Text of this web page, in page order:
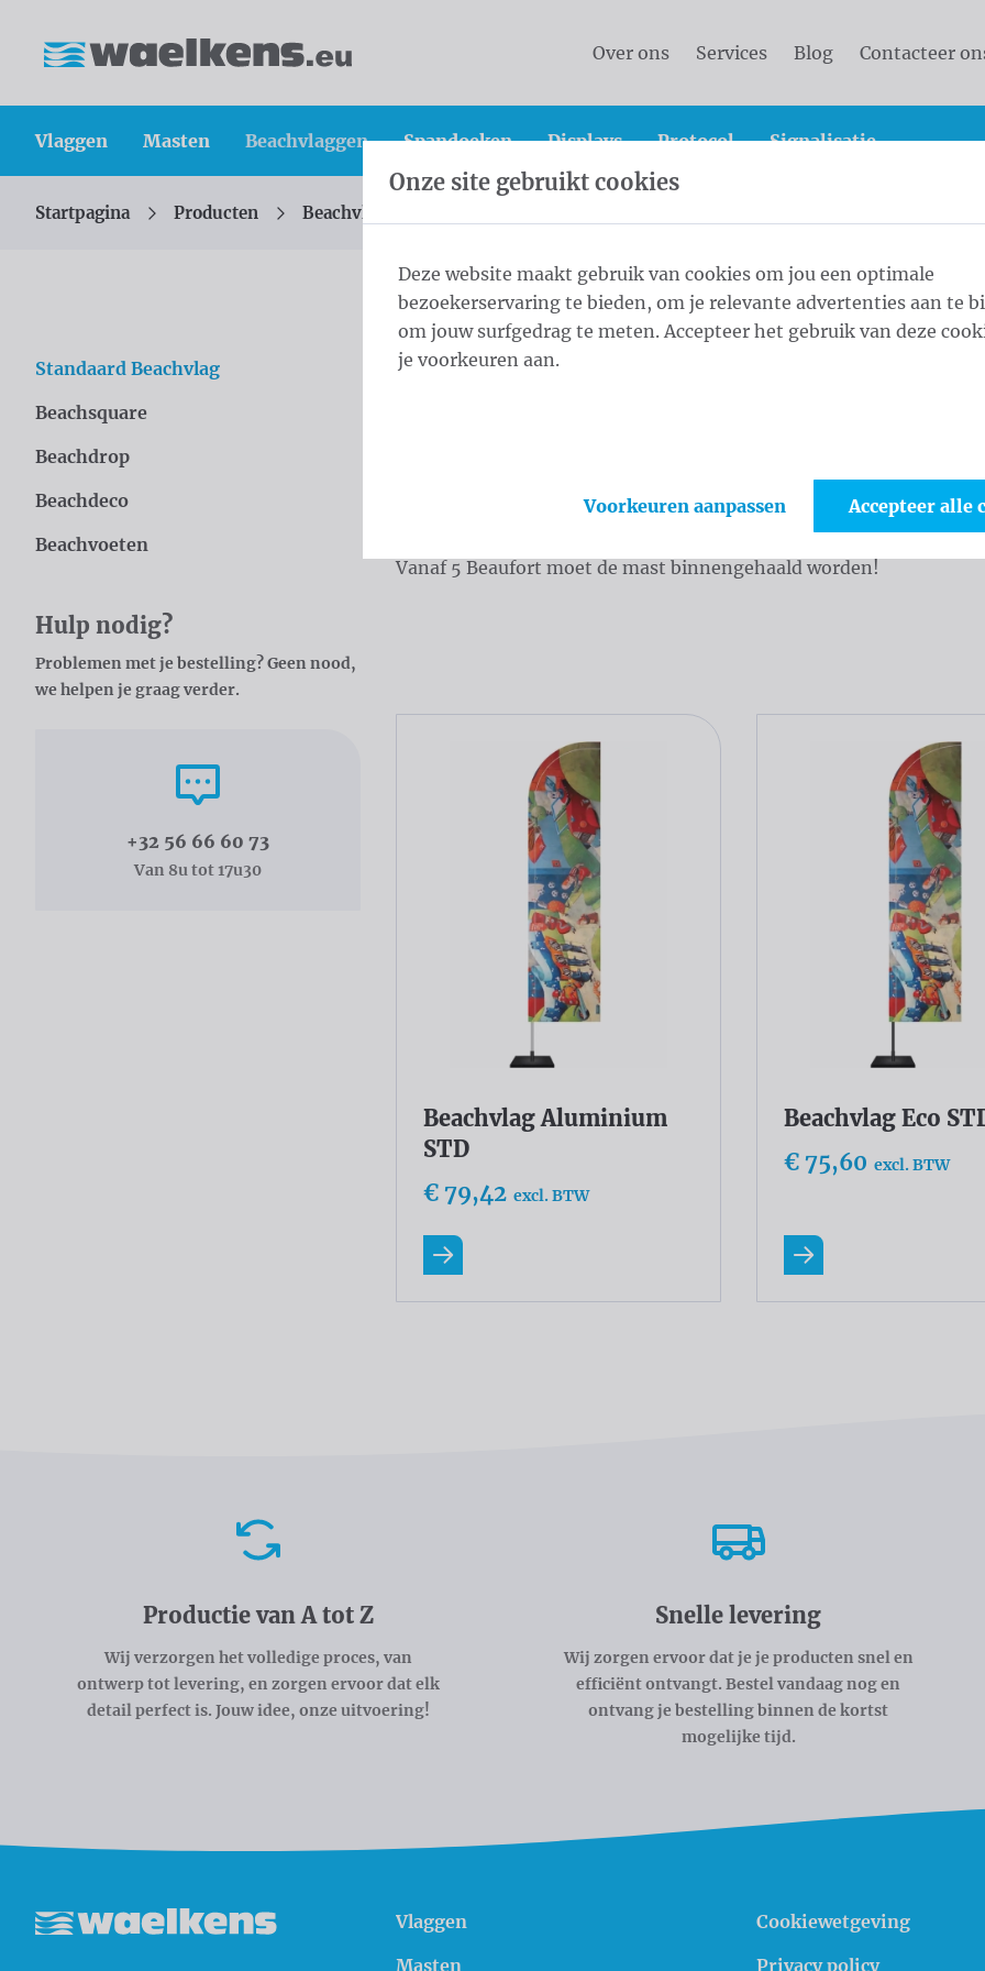
Over ons Services Blog Contacteer
Vlaggen Masten Beachvlaggen Spandoeken Displays Protocol Signalisatie
U bevindt zich hier:
Startpagina Producten Beachvlaggen
Overslaan categories
Standaard Beachvlag
Beachsquare
Beachdrop
Beachdeco
Beachvoeten
Hulp nodig?
Problemen met je bestelling? Geen nood,
we helpen je graag verder.
Bel ons
+32 56 66 60 73
Van 8u tot 17u30
Standaard Beachvlag
Vlaggen zijn onze specialiteit: we maken ze in alle vormen,
materialen. Ze zijn licht, eenvoudig in elkaar te zetten en
Vanaf 5 Beaufort moet de mast binnengehaald worden!
Beachvlag Aluminium
STD
€ 79,42 excl. BTW
Lees meer
Beachvlag Eco
€ 75,60 excl. BTW
Lees meer
Productie van A tot Z
Wij verzorgen het volledige proces, van
ontwerp tot levering, en zorgen ervoor dat elk
detail perfect is. Jouw idee, onze uitvoering!
Snelle levering
Wij zorgen ervoor dat je je producten snel en
efficiënt ontvangt. Bestel vandaag nog en
ontvang je bestelling binnen de kortst
mogelijke tijd.
Vlaggen
Masten
Cookiewetgeving
Privacy policy
Onze site gebruikt cookies
Deze website maakt gebruik van cookies om jou een optimale
bezoekerservaring te bieden, om je relevante advertenties aan te
om jouw surfgedrag te meten. Accepteer het gebruik van deze
je voorkeuren aan.
Voorkeuren aanpassen Accepteer alle